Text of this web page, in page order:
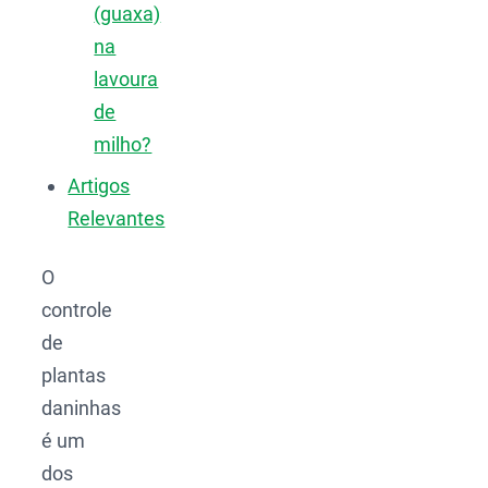
(guaxa)
na
lavoura
de
milho?
Artigos
Relevantes
O
controle
de
plantas
daninhas
é um
dos